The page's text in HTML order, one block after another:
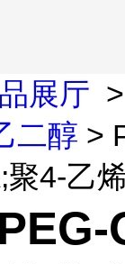
展厅 >
二醇 >
聚4-乙